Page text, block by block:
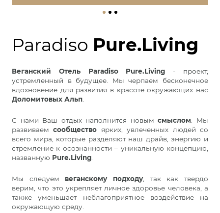
Paradiso Pure.Living
Веганский Отель Paradiso Pure.Living- проект,
устремленный в будущее. Мы черпаем бесконечное
вдохновение для развития в красоте окружающих нас
Доломитовых Альп
С нами Ваш отдых наполнится новымсмыслом . Мы
развиваемсообщество ярких, увлеченных людей со
всего мира, которые разделяют наш драйв, энергию и
стремление к осознанности – уникальную концепцию,
названную Pure.Living
Мы следуем веганскому подходу , так как твердо
верим, что это укрепляет личное здоровье человека, а
также уменьшает неблагоприятное воздействие на
окружающую среду.